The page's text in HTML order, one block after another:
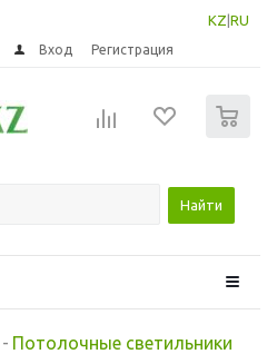
KZ RU
Вход Регистрация
Найти
- Потолочные светильники